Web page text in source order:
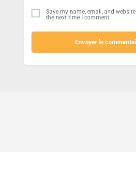
Save my name, email, and
the next time I comment.
Envoyer le